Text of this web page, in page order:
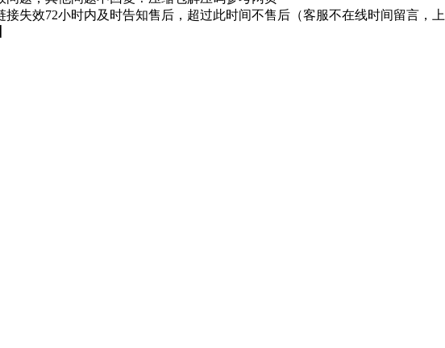
接失效72小时内及时告知售后，超过此时间不售后（客服不在线时间留言，上